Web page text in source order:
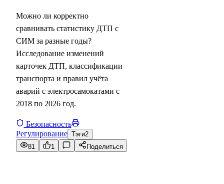
Можно ли корректно
сравнивать статистику ДТП с
СИМ за разные годы?
Исследование изменений
карточек ДТП, классификации
транспорта и правил учёта
аварий с электросамокатами с
2018 по 2026 год.
Безопасность
Регулирование Тэги2
81
1 Поделиться